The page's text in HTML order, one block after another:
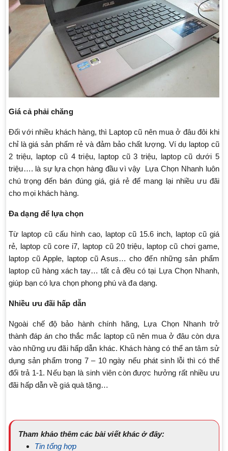
Giá cả phải chăng
Đối với nhiều khách hàng, thì Laptop cũ nên mua ở đâu đôi khi
chỉ là giá sản phẩm rẻ và đảm bảo chất lượng. Ví dụ laptop cũ
2 triệu, laptop cũ 4 triệu, laptop cũ 3 triệu, laptop cũ dưới 5
triệu…. là sự lựa chọn hàng đầu vì vậy Lựa Chọn Nhanh luôn
chú trọng đến bán đúng giá, giá rẻ để mang lại nhiều ưu đãi
cho mọi khách hàng.
Đa dạng để lựa chọn
Từ laptop cũ cấu hình cao, laptop cũ 15.6 inch, laptop cũ giá
rẻ, laptop cũ core i7, laptop cũ 20 triệu, laptop cũ chơi game,
laptop cũ Apple, laptop cũ Asus… cho đến những sản phẩm
laptop cũ hàng xách tay… tất cả đều có tại Lựa Chọn Nhanh,
giúp bạn có lựa chọn phong phú và đa dạng.
Nhiều ưu đãi hấp dẫn
Ngoài chế độ bảo hành chính hãng, Lựa Chọn Nhanh trở
thành đáp án cho thắc mắc laptop cũ nên mua ở đâu còn dựa
vào những ưu đãi hấp dẫn khác. Khách hàng có thể an tâm sử
dụng sản phẩm trong 7 – 10 ngày nếu phát sinh lỗi thì có thể
đổi trả 1-1. Nếu bạn là sinh viên còn được hưởng rất nhiều ưu
đãi hấp dẫn về giá quà tặng…
Tham khảo thêm các bài viết khác ở đây:
Tin tổng hợp